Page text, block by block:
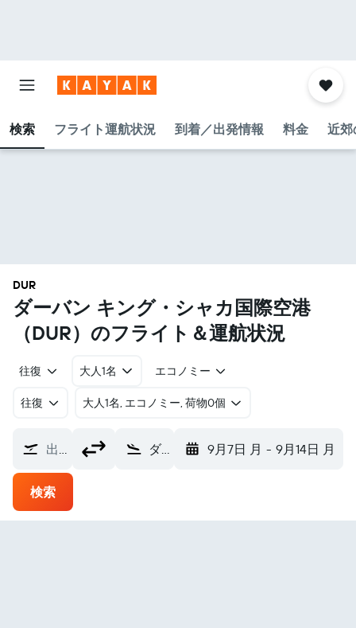
検索 フライト運航状況 到着／出発情報 料金 近郊
DUR
ダーバン キング・シャカ国際空港​
（DUR​）のフライト＆運航状況
往復 大人1名 エコノミー
往復 ​大人1名, エコノミー, 荷物0個
出発地 ダーバン キング・シャカ国際空港 (DUR) 9月7日 月 - 9月14日 月
検索